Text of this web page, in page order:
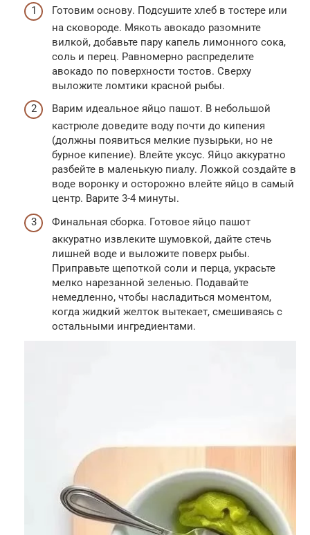
Готовим основу. Подсушите хлеб в тостере или
на сковороде. Мякоть авокадо разомните
вилкой, добавьте пару капель лимонного сока,
соль и перец. Равномерно распределите
авокадо по поверхности тостов. Сверху
выложите ломтики красной рыбы.
Варим идеальное яйцо пашот. В небольшой
кастрюле доведите воду почти до кипения
(должны появиться мелкие пузырьки, но не
бурное кипение). Влейте уксус. Яйцо аккуратно
разбейте в маленькую пиалу. Ложкой создайте в
воде воронку и осторожно влейте яйцо в самый
центр. Варите 3-4 минуты.
Финальная сборка. Готовое яйцо пашот
аккуратно извлеките шумовкой, дайте стечь
лишней воде и выложите поверх рыбы.
Приправьте щепоткой соли и перца, украсьте
мелко нарезанной зеленью. Подавайте
немедленно, чтобы насладиться моментом,
когда жидкий желток вытекает, смешиваясь с
остальными ингредиентами.